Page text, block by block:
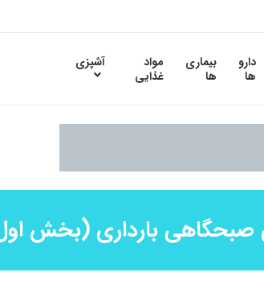
دارو
ها
بیماری
ها
مواد
غذایی
آشپزی